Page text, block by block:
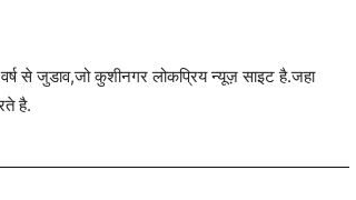
से जुडाव,जो कुशीनगर लोकप्रिय न्यूज़ साइट है.जहा
है.